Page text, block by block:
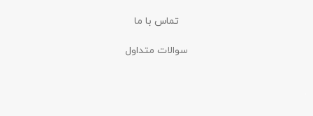
تماس با ما
سوالات متداول